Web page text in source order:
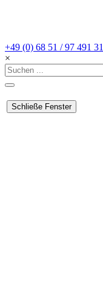
+49 (0) 68 51 / 97 491 31
×